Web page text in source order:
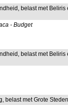
belast met
- Budget
belast met
belast met Grote Steden